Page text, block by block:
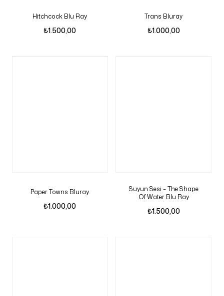
Hitchcock Blu Ray
₺1.500,00
Trans Bluray
₺1.000,00
Paper Towns Bluray
₺1.000,00
Suyun Sesi – The Shape
Of Water Blu Ray
₺1.500,00